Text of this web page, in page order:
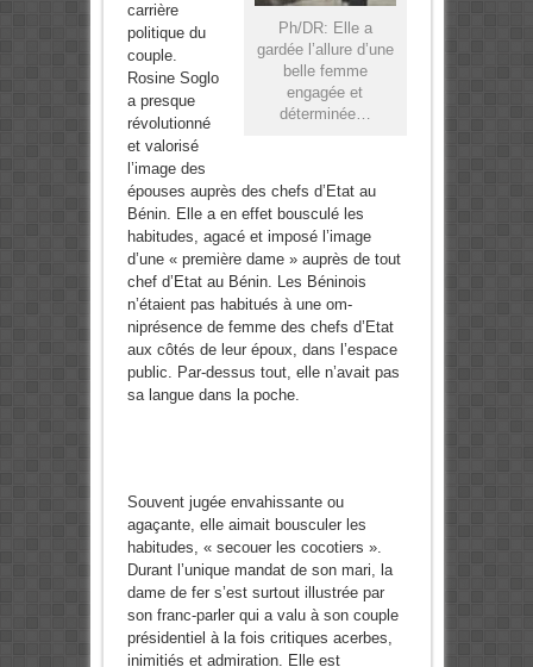
Ph/DR: Elle a
gardée l’allure d’une
belle femme
engagée et
déterminée…
carrière
politique du
couple.
Rosine Soglo
a presque
révolution­né
et valorisé
l’image des
épouses auprès des chefs d’Etat au
Bénin. Elle a en effet bousculé les
habitu­des, agacé et imposé l’image
d’une « première dame » auprès de tout
chef d’Etat au Bénin. Les Béninois
n’étaient pas habitués à une om­
niprésence de femme des chefs d’Etat
aux côtés de leur époux, dans l’espace
public. Par-dessus tout, elle n’avait pas
sa langue dans la poche.
Souvent jugée en­vahissante ou
agaçante, elle aimait bousculer les
habitudes, « secouer les cocotiers ».
Durant l’unique mandat de son mari, la
dame de fer s’est surtout illustrée par
son franc-parler qui a valu à son couple
présidentiel à la fois critiques acerbes,
inimitiés et admiration. Elle est